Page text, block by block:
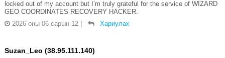
locked out of my account but I’m truly grateful for the service of WIZARD
GEO COORDINATES RECOVERY HACKER.
2026 оны 06 сарын 12 | Хариулах
Suzan_Leo (38.95.111.140)